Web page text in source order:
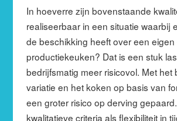
In hoeverre zijn bovenstaande
realiseerbaar in een situatie waarbij
de beschikking heeft over een
productiekeuken? Dat is een stuk
bedrijfsmatig meer risicovol. Met het
variatie en het koken op basis van
een groter risico op derving
kwalitatieve criteria als flexibiliteit in